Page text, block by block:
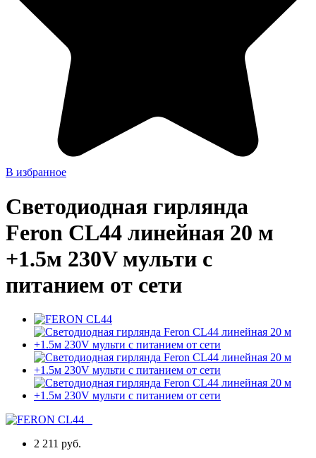
В избранное
Светодиодная гирлянда
Feron CL44 линейная 20 м
+1.5м 230V мульти c
питанием от сети
2 211 руб.